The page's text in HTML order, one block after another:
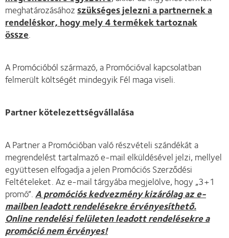
meghatározásáhozszükséges jelezni a partnernek a
rendeléskor, hogy mely 4 termékek tartoznak
össze.
A Promócióból származó, a Promócióval kapcsolatban
felmerült költségét mindegyik Fél maga viseli.
Partner kötelezettségvállalása
A Partner a Promócióban való részvételi szándékát a
megrendelést tartalmazó e-mail elküldésével jelzi, mellyel
együttesen elfogadja a jelen Promóciós Szerződési
Feltételeket. Az e-mail tárgyába megjelölve, hogy „3+1
promó”.A promóciós kedvezmény kizárólag az e-
mailben leadott rendelésekre érvényesíthető.
Online rendelési felületen leadott rendelésekre a
promóció nem érvényes!